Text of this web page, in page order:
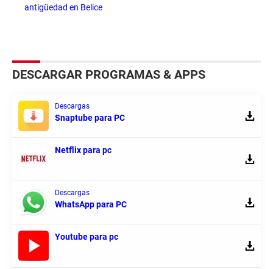
antigüedad en Belice
DESCARGAR PROGRAMAS & APPS
Descargas
Snaptube para PC
Netflix para pc
Descargas
WhatsApp para PC
Youtube para pc